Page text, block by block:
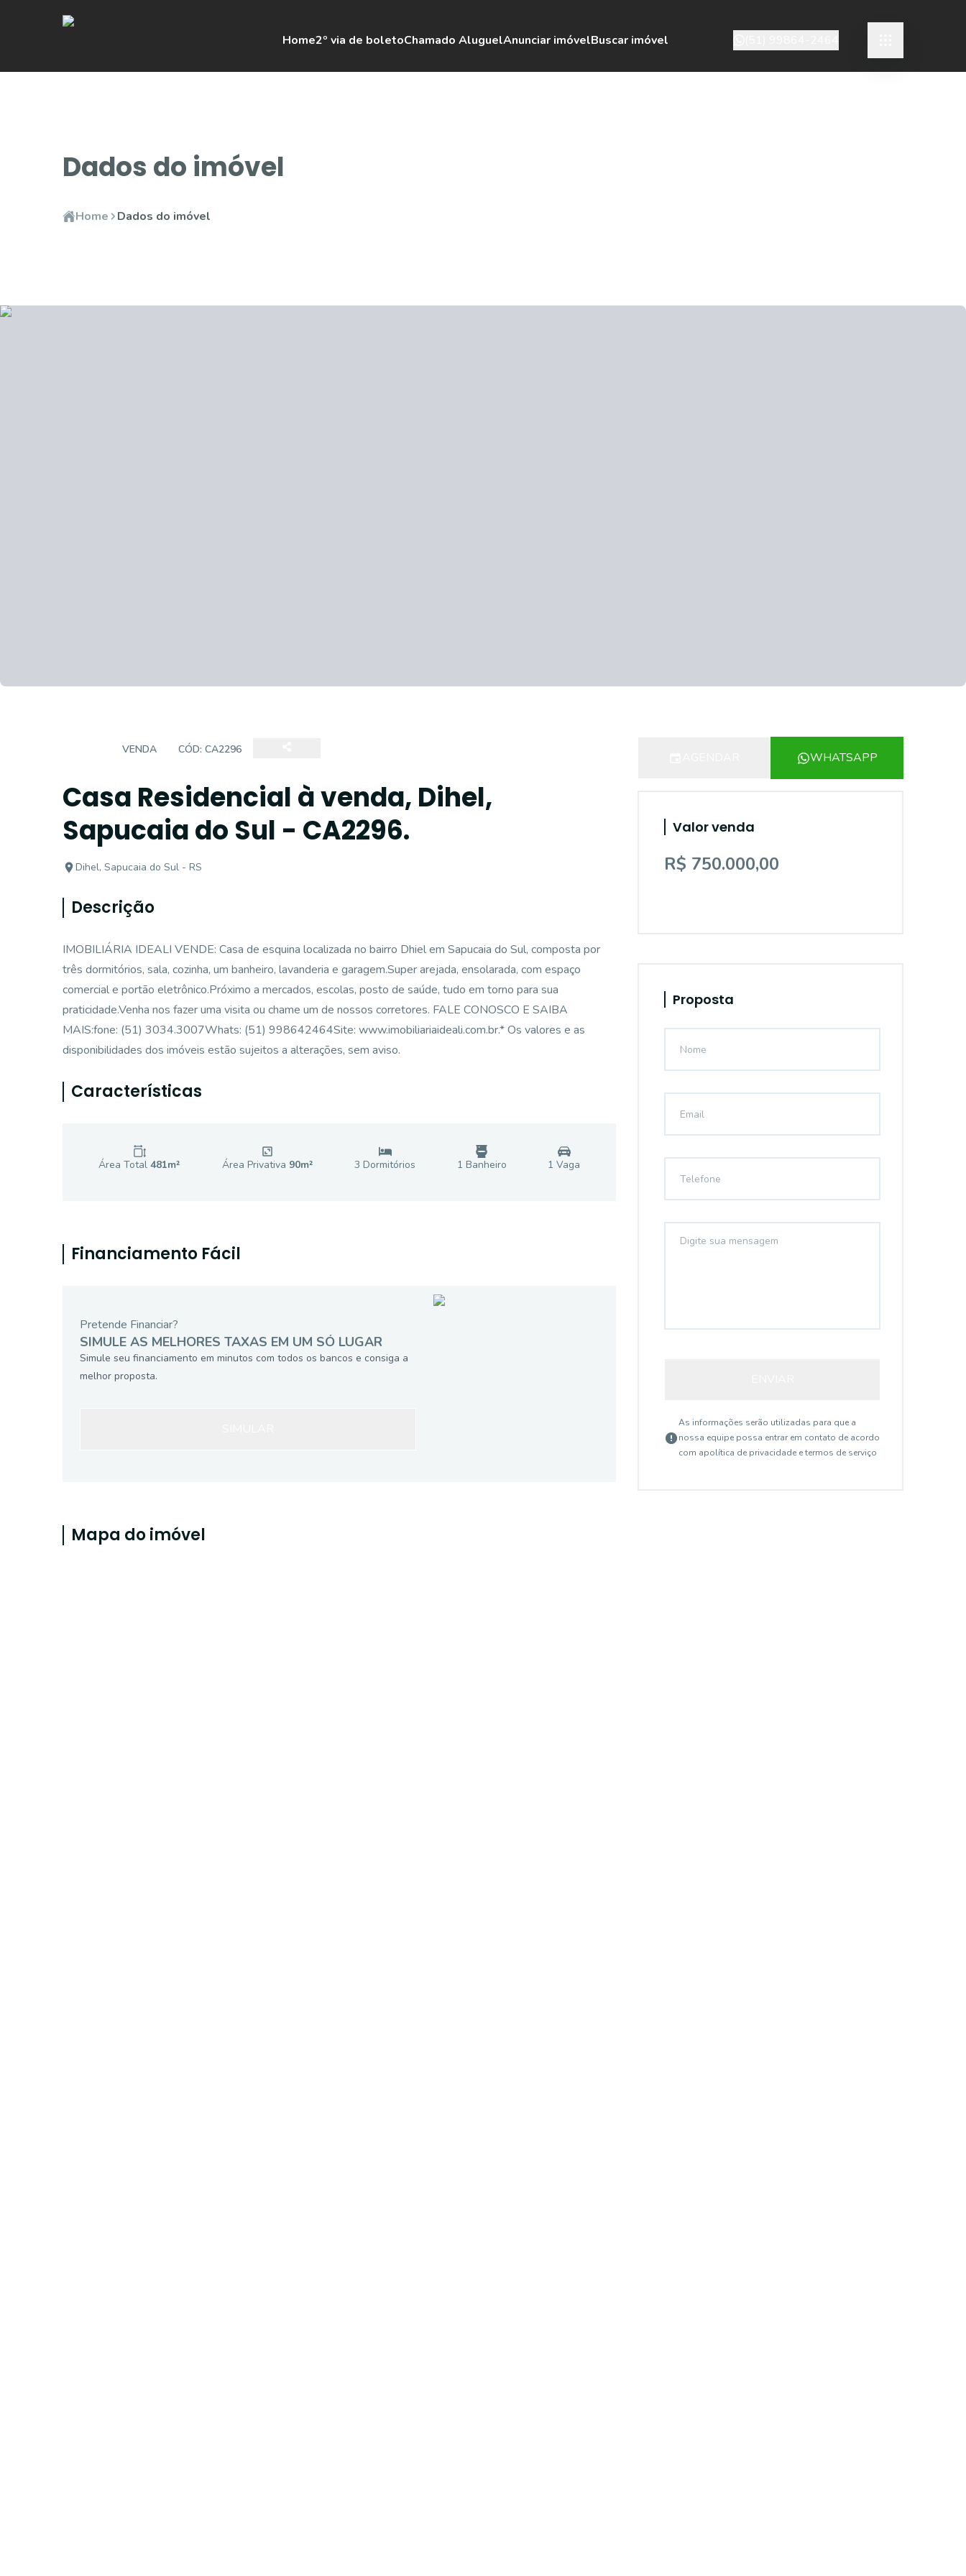
Home2º via de boletoChamado AluguelAnunciar imóvelBuscar imóvel
Dados do imóvel
Home Dados do imóvel
VENDA CÓD: CA2296
Casa Residencial à venda, Dihel,
Sapucaia do Sul - CA2296.
Dihel, Sapucaia do Sul - RS
Descrição
IMOBILIÁRIA IDEALI VENDE: Casa de esquina localizada no bairro Dhiel em Sapucaia do Sul, composta por
três dormitórios, sala, cozinha, um banheiro, lavanderia e garagem.Super arejada, ensolarada, com espaço
comercial e portão eletrônico.Próximo a mercados, escolas, posto de saúde, tudo em torno para sua
praticidade.Venha nos fazer uma visita ou chame um de nossos corretores. FALE CONOSCO E SAIBA
MAIS:fone: (51) 3034.3007Whats: (51) 998642464Site: www.imobiliariaideali.com.br.* Os valores e as
disponibilidades dos imóveis estão sujeitos a alterações, sem aviso.
Características
Área Total 481m² Área Privativa 90m² 3 Dormitórios 1 Banheiro 1 Vaga
Financiamento Fácil
Pretende Financiar?
SIMULE AS MELHORES TAXAS EM UM SÓ LUGAR
Simule seu financiamento em minutos com todos os bancos e consiga a
melhor proposta.
Mapa do imóvel
WHATSAPP
Valor venda
R$ 750.000,00
Proposta
As informações serão utilizadas para que a
nossa equipe possa entrar em contato de acordo
com apolítica de privacidade e termos de serviço